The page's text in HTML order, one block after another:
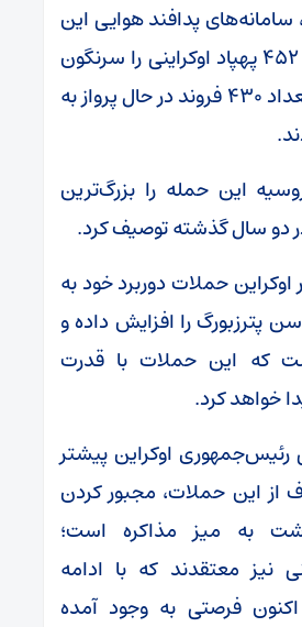
پدافند هوایی این
کشور در مجموع ۴۵۲ پهپاد اوکراینی را سرنگون
کردند که از این تعداد ۴۳۰ فروند در حال پرواز به
این حمله را بزرگ‌ترین
دو سال گذشته توصیف کرد.
حملات دوربرد خود به
پترزبورگ را افزایش داده و
که این حملات با قدرت
خواهد کرد.
رئیس‌جمهوری اوکراین پیشتر
از این حملات، مجبور کردن
به میز مذاکره است؛
نیز معتقدند که با ادامه
فرصتی به وجود آمده